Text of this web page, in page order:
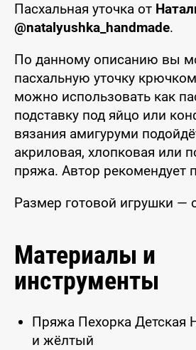
Пасхальная уточка от
@natalyushka_handmade.
По данному описанию вы
пасхальную уточку
можно использовать как
подставку под яйцо или
вязания амигуруми
акриловая, хлопковая или
пряжа. Автор рекомендует
Размер готовой игрушки —
Материалы и
инструменты
Пряжа Пехорка Детская
и жёлтый